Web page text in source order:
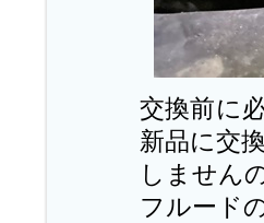
交換前に
新品に交
しません
フルード